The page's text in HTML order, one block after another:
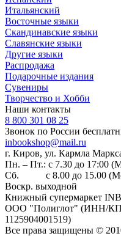
Итальянский
Восточные языки
Скандинавские языки
Славянские языки
Другие языки
Распродажа
Подарочные издания
Сувениры
Творчество и Хобби
Наши контакты
8 800 301 08 25
Звонок по России
inbookshop@mail.ru
г. Киров, ул. Кармла
Пн. – Пт.: с 7.30 до 17:00
Сб. с 8.00 до 15.00
Воскр. выходной
Книжный супермаркет
ООО "Полиглот" (ИНН/
1125904001519)
Все права защищены ©